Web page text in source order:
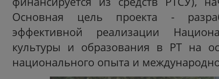
Основная цель проекта -
эффективной реализации
культуры и образования в РТ на
национального опыта и